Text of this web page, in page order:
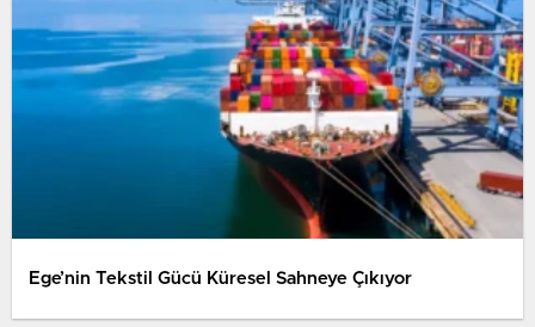
Ege’nin Tekstil Gücü Küresel Sahneye Çıkıyor